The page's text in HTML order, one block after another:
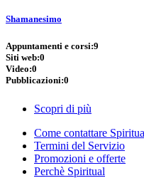
Shamanesimo
Appuntamenti e corsi:9
Siti web:0
Video:0
Pubblicazioni:0
Scopri di più
Come contattare
Termini del Servizio
Promozioni e offerte
Perchè Spiritual